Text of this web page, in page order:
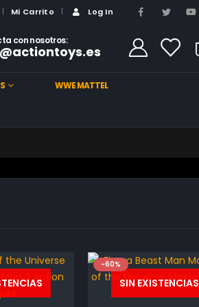
Mi Carrito Log In
con nosotros:
WWE MATTEL
-60%
SIN EXISTENCIAS